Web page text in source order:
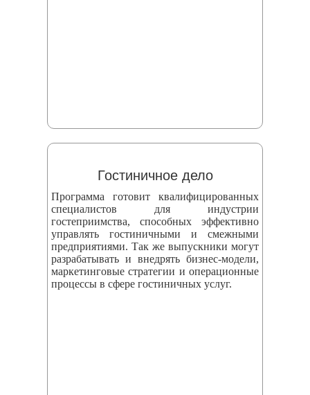
Гостиничное дело
Программа готовит квалифицированных
специалистов для индустрии
гостеприимства, способных эффективно
управлять гостиничными и смежными
предприятиями. Так же выпускники могут
разрабатывать и внедрять бизнес‑модели,
маркетинговые стратегии и операционные
процессы в сфере гостиничных услуг.